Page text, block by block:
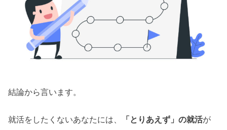
結論から言います。
就活をしたくないあなたには、 「とりあえず」の就活が